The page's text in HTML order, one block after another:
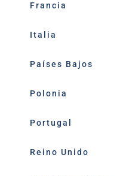
Francia
Italia
Países Bajos
Polonia
Portugal
Reino Unido